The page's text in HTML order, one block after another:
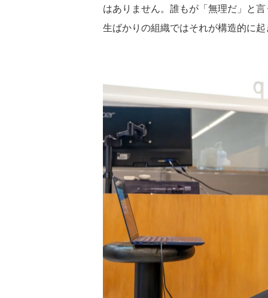
はありません。誰もが「無理だ」と
生ばかりの組織ではそれが構造的に